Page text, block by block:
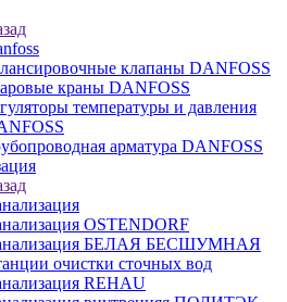
клапаны DANFOSS
краны DANFOSS
температуры и давления
арматура DANFOSS
OSTENDORF
БЕЛАЯ БЕСШУМНАЯ
очистки сточных вод
REHAU